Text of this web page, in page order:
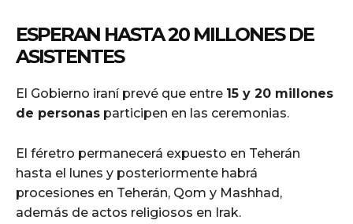
ESPERAN HASTA 20 MILLONES DE
ASISTENTES
El Gobierno iraní prevé que entre 15 y 20 millones
de personas participen en las ceremonias.
El féretro permanecerá expuesto en Teherán
hasta el lunes y posteriormente habrá
procesiones en Teherán, Qom y Mashhad,
además de actos religiosos en Irak.